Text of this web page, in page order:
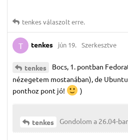
tenkesválaszolt erre.
T tenkes jún 19. Szerkesztve
tenkes
Bocs, 1. pontban
nézegetem mostanában), de
ponthoz pont jó!
)
tenkes Gondolom a 26.04-